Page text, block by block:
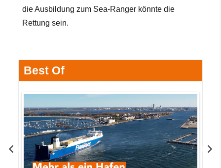
die Ausbildung zum Sea-Ranger könnte die
Rettung sein.
Best Of